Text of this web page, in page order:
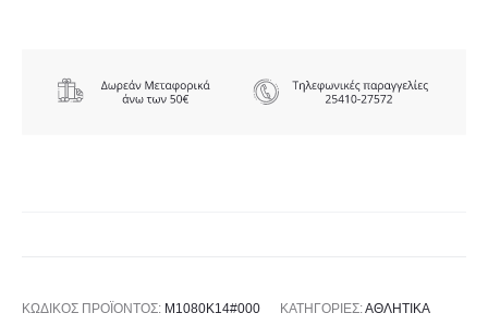
ΚΩΔΙΚΌΣ ΠΡΟΪΌΝΤΟΣ: M1080K14#000 ΚΑΤΗΓΟΡΊΕΣ:ΑΘΛΗΤΙΚΑ